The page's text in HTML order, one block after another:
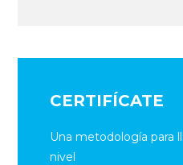
CERTIFÍCATE
Una metodología para
nivel